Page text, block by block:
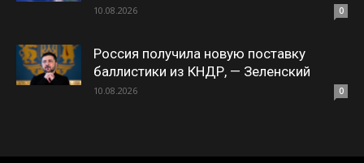
10.08.2026 0
Россия получила новую поставку
баллистики из КНДР, — Зеленский
10.08.2026 0